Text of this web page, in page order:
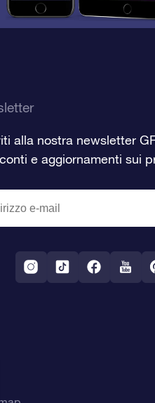
alla nostra newsletter
e aggiornamenti sui